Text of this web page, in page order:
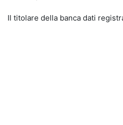
Il titolare della banca dati